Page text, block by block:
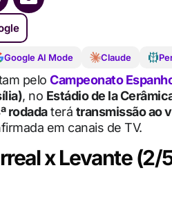
Google AI Mode Claude
pelo Campeonato
, no Estádio de la
rodadaterá transmissão ao
em canais de TV.
x Levante (2/